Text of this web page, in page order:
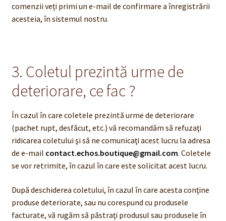
comenzii veți primi un e-mail de confirmare a înregistrării
acesteia, în sistemul nostru.
3. Coletul prezintă urme de
deteriorare, ce fac ?
În cazul în care coletele prezintă urme de deteriorare
(pachet rupt, desfăcut, etc.) vă recomandăm să refuzaţi
ridicarea coletului şi să ne comunicaţi acest lucru la adresa
de e-mail contact.echos.boutique@gmail.com. Coletele
se vor retrimite, în cazul în care este solicitat acest lucru.
După deschiderea coletului, în cazul în care acesta conţine
produse deteriorate, sau nu corespund cu produsele
facturate, vă rugăm să păstraţi produsul sau produsele în